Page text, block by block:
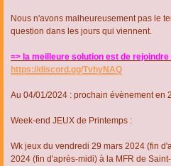
Nous n'avons malheureusement pas le
question dans les jours qui viennent.
=> la meilleure solution est de
https://discord.gg/TvhyNAQ
Au 04/01/2024 : prochain évènement en
Week-end JEUX de Printemps :
Wk jeux du vendredi 29 mars 2024 (fin
2024 (fin d'après-midi) à la MFR de